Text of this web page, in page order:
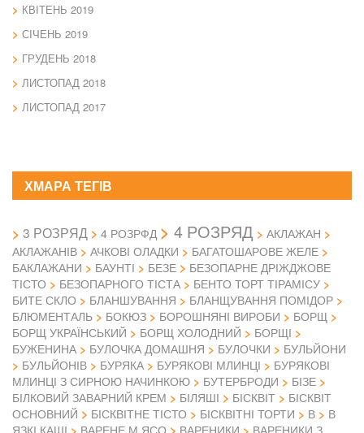
КВІТЕНЬ 2019
СІЧЕНЬ 2019
ГРУДЕНЬ 2018
ЛИСТОПАД 2018
ЛИСТОПАД 2017
ХМАРА ТЕГІВ
3 РОЗРЯД 4 РОЗРФД 4 РОЗРЯД
АКЛАЖАН
АКЛАЖАНІВ
АЧКОВІ ОЛАДКИ
БАГАТОШАРОВЕ ЖЕЛЕ
БАКЛАЖАНИ
БАУНТІ БЕЗЕ
БЕЗОПАРНЕ ДРІЖДЖОВЕ
ТІСТО
БЕЗОПАРНОГО ТІСТА
БЕНТО ТОРТ ТІРАМІСУ
БИТЕ СКЛО
БЛАНШУВАННЯ
БЛАНЩУВАННЯ ПОМІДОР
БЛЮМЕНТАЛЬ
БОКЮЗ БОРОШНЯНІ ВИРОБИ
БОРЩ
БОРЩ УКРАЇНСЬКИЙ
БОРЩ ХОЛОДНИЙ
БОРЩІ
БУЖЕНИНА
БУЛОЧКА ДОМАШНЯ БУЛОЧКИ
БУЛЬЙОНИ
БУЛЬЙОНІВ
БУРЯКА БУРЯКОВІ МЛИНЦІ
БУРЯКОВІ
МЛИНЦІ З СИРНОЮ НАЧИНКОЮ
БУТЕРБРОДИ
БІЗЕ
БІЛКОВИЙ ЗАВАРНИЙ КРЕМ
БІЛЯШІ БІСКВІТ
БІСКВІТ
ОСНОВНИЙ
БІСКВІТНЕ ТІСТО БІСКВІТНІ ТОРТИ В
В